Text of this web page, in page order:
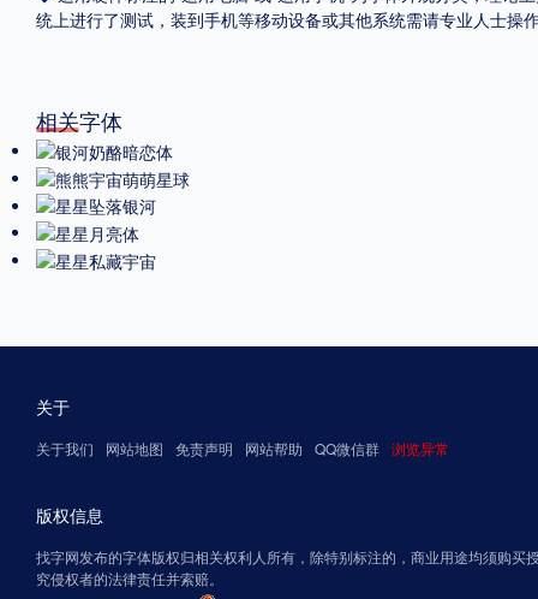
统上进行了测试，装到手机等移动设备或其他系统需请专业人士
相关字体
关于
关于我们 网站地图 免责声明 网站帮助 QQ微信群 浏览异常
版权信息
找字网发布的字体版权归相关权利人所有，除特别标注的，商业用途均须购买
究侵权者的法律责任并索赔。